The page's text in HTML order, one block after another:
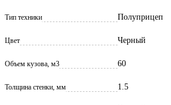
Тип техники Полуприцеп
Цвет Черный
Объем кузова, м3 60
Толщина стенки, мм 1.5